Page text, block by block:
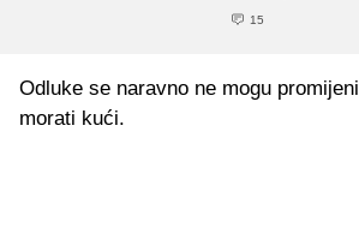
15
Odluke se naravno ne mogu
morati kući.